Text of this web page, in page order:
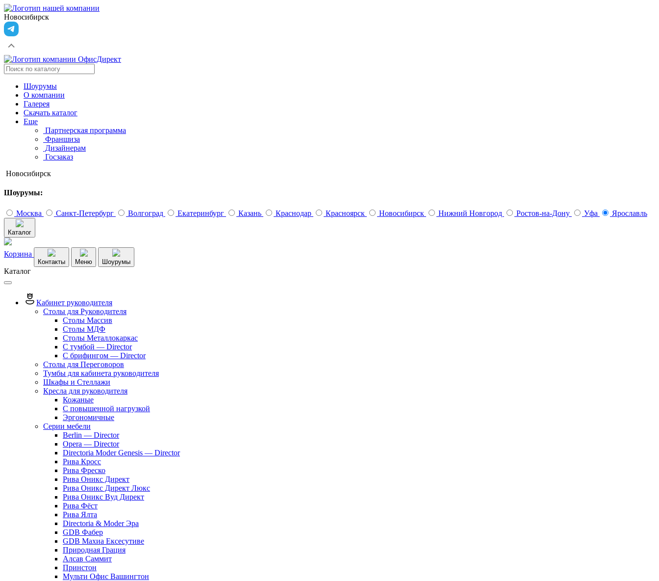
Новосибирск
Шоурумы
О компании
Галерея
Скачать каталог
Еще
Партнерская программа
Франшиза
Дизайнерам
Госзаказ
Новосибирск
Шоурумы:
Москва Санкт-Петербург Волгоград Екатеринбург Казань Краснодар Красноярск Новосибирск Нижний Новгород Ростов-на-Дону Уфа Ярославль
Каталог
Корзина
Контакты Меню Шоурумы
Каталог
Кабинет руководителя
Столы для Руководителя
Столы Массив
Столы МДФ
Столы Металлокаркас
С тумбой — Director
C брифингом — Director
Столы для Переговоров
Тумбы для кабинета руководителя
Шкафы и Стеллажи
Кресла для руководителя
Кожаные
С повышенной нагрузкой
Эргономичные
Серии мебели
Berlin — Director
Opera — Director
Directoria Moder Genesis — Director
Рива Кросс
Рива Фреско
Рива Оникс Директ
Рива Оникс Директ Люкс
Рива Оникс Вуд Директ
Рива Фёст
Рива Ялта
Directoria & Moder Эра
GDB Фабер
GDB Махиа Ексесутиве
Природная Грация
Алсав Саммит
Принстон
Мульти Офис Вашингтон